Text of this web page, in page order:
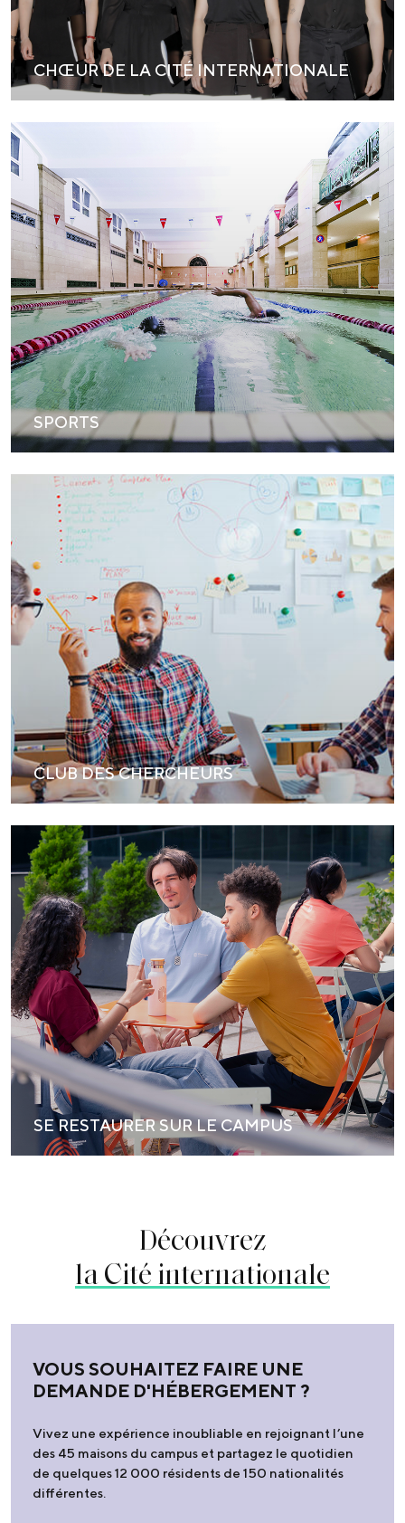
CHŒUR DE LA CITÉ INTERNATIONALE
SPORTS
CLUB DES CHERCHEURS
SE RESTAURER SUR LE CAMPUS
Découvrez
la Cité internationale
VOUS SOUHAITEZ FAIRE UNE
DEMANDE D'HÉBERGEMENT ?
Vivez une expérience inoubliable en rejoignant l’une
des 45 maisons du campus et partagez le quotidien
de quelques 12 000 résidents de 150 nationalités
différentes.